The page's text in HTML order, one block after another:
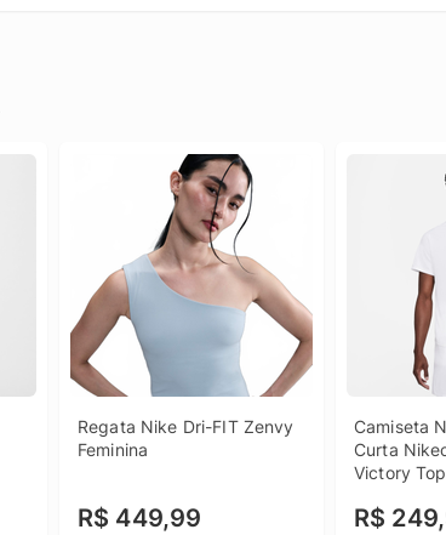
Regata Nike Dri-FIT Zenvy
Feminina
R$ 449,99
Camiseta
Curta
Victory
R$